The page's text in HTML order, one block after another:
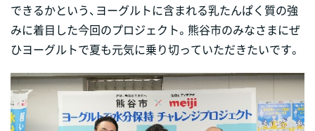
できるかという、ヨーグルトに含まれる乳たんぱく質の強
みに着目した今回のプロジェクト。熊谷市のみなさまにぜ
ひヨーグルトで夏も元気に乗り切っていただきたいです。